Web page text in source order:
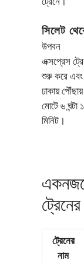
সিলেট
উপবন
এক্সপ্রেস
শুরু করে এবং
ঢাকায়
মোটে ৬ ঘন্টা
মিনিট।
ট্রেনের
নাম